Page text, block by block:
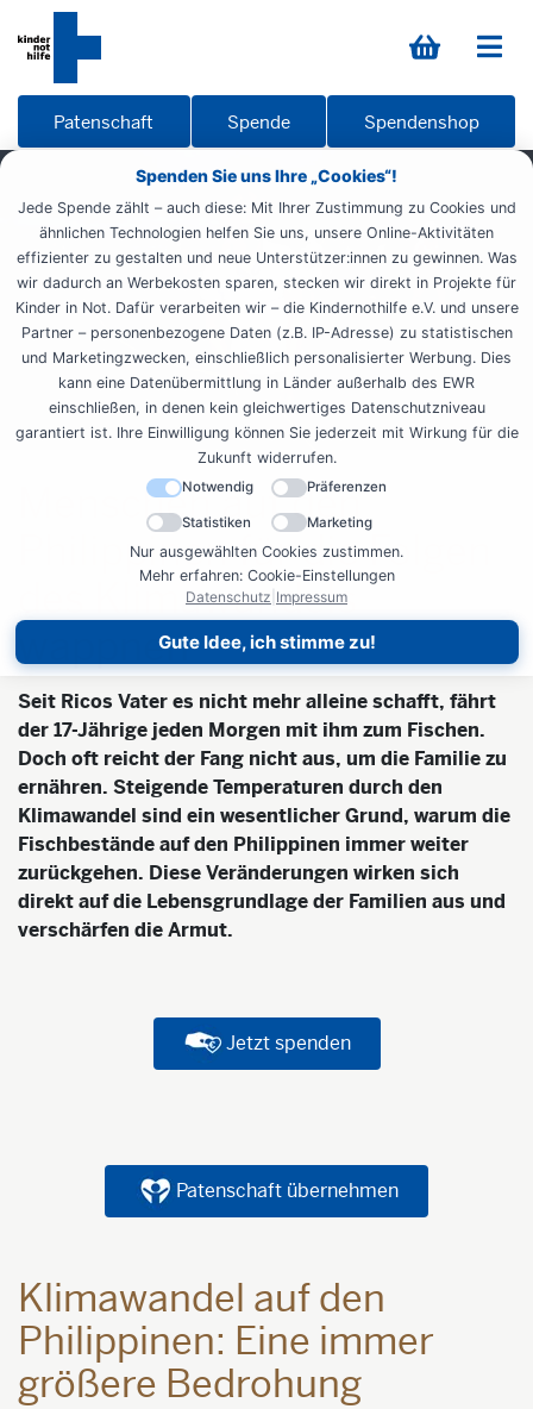
Spenden Sie uns Ihre „Cookies“!
Jede Spende zählt – auch diese: Mit Ihrer Zustimmung zu Cookies und
ähnlichen Technologien helfen Sie uns, unsere Online-Aktivitäten
effizienter zu gestalten und neue Unterstützer:innen zu gewinnen. Was
wir dadurch an Werbekosten sparen, stecken wir direkt in Projekte für
Kinder in Not. Dafür verarbeiten wir – die Kindernothilfe e.V. und unsere
Partner – personenbezogene Daten (z.B. IP-Adresse) zu statistischen
und Marketingzwecken, einschließlich personalisierter Werbung. Dies
kann eine Datenübermittlung in Länder außerhalb des EWR
einschließen, in denen kein gleichwertiges Datenschutzniveau
garantiert ist. Ihre Einwilligung können Sie jederzeit mit Wirkung für die
Zukunft widerrufen.
Notwendig Präferenzen
Statistiken Marketing
Nur ausgewählten Cookies zustimmen.
Mehr erfahren: Cookie-Einstellungen
Datenschutz Impressum
Gute Idee, ich stimme zu!
Patenschaft Spende Spendenshop
Menschen auf den
Philippinen für die Folgen
des Klimawandels
wappnen
Seit Ricos Vater es nicht mehr alleine schafft, fährt
der 17-Jährige jeden Morgen mit ihm zum Fischen.
Doch oft reicht der Fang nicht aus, um die Familie zu
ernähren. Steigende Temperaturen durch den
Klimawandel sind ein wesentlicher Grund, warum die
Fischbestände auf den Philippinen immer weiter
zurückgehen. Diese Veränderungen wirken sich
direkt auf die Lebensgrundlage der Familien aus und
verschärfen die Armut.
Jetzt spenden
Patenschaft übernehmen
Klimawandel auf den
Philippinen: Eine immer
größere Bedrohung